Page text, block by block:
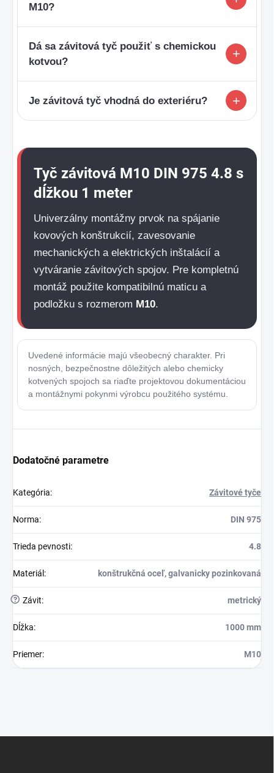
M10?
Dá sa závitová tyč použiť s chemickou
kotvou?
Je závitová tyč vhodná do exteriéru?
Tyč závitová M10 DIN 975 4.8 s
dĺžkou 1 meter
Univerzálny montážny prvok na spájanie
kovových konštrukcií, zavesovanie
mechanických a elektrických inštalácií a
vytváranie závitových spojov. Pre kompletnú
montáž použite kompatibilnú maticu a
podložku s rozmerom M10.
Uvedené informácie majú všeobecný charakter. Pri
nosných, bezpečnostne dôležitých alebo chemicky
kotvených spojoch sa riaďte projektovou dokumentáciou
a montážnymi pokynmi výrobcu použitého systému.
Dodatočné parametre
Kategória: Závitové tyče
Norma: DIN 975
Trieda pevnosti: 4.8
Materiál : konštrukčná oceľ, galvanicky pozinkovaná
? Závit: metrický
Dĺžka: 1000 mm
Priemer: M10